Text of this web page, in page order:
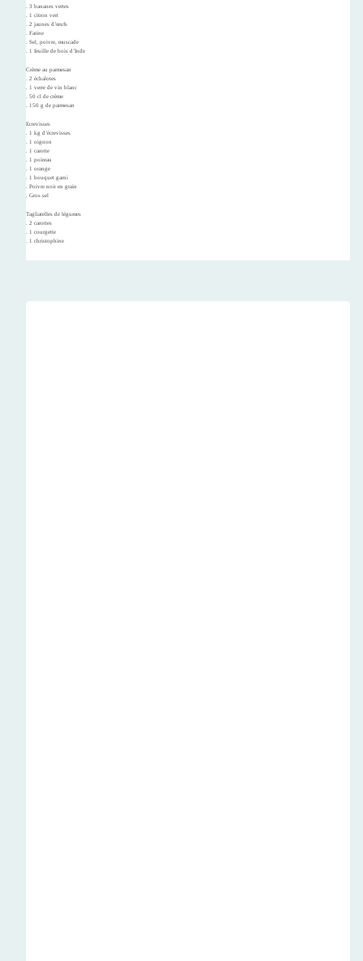
. 3 bananes vertes
. 1 citron vert
. 2 jaunes d’œufs
. Farine
. Sel, poivre, muscade
. 1 feuille de bois d’Inde
Crème au parmesan
. 2 échalotes
. 1 verre de vin blanc
. 50 cl de crème
. 150 g de parmesan
Ecrevisses
. 1 kg d’écrevisses
. 1 oignon
. 1 carotte
. 1 poireau
. 1 orange
. 1 bouquet garni
. Poivre noir en grain
. Gros sel
Tagliatelles de légumes
. 2 carottes
. 1 courgette
. 1 christophine